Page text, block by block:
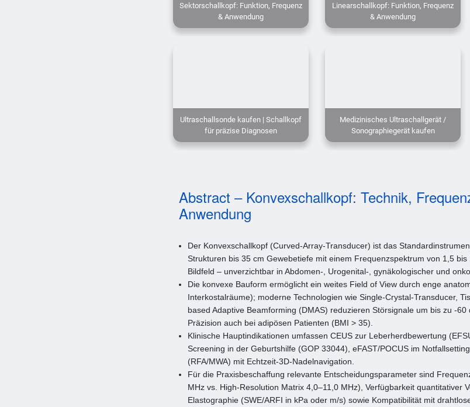
Sektorschallkopf: Funktion, Frequenz
& Anwendung
Linearschallkopf: Funktion, Frequenz
& Anwendung
Ultraschallsonde kaufen | Schallkopf
für präzise Diagnosen
Medizinisches Ultraschallgerät /
Sonographiegerät kaufen
Abstract – Konvexschallkopf: Technik,
Anwendung
Der Konvexschallkopf (Curved-Array-Transducer) ist das
Strukturen bis 35 cm Gewebetiefe mit einem Frequenzspektrum von 1,5
Bildfeld – unverzichtbar in Abdomen-, Urogenital-, gynäkologischer und
Die konvexe Bauform ermöglicht ein weites Field of View durch enge
Interkostalräume); moderne Technologien wie Single-Crystal-Transducer,
based Adaptive Beamforming (DMAS) reduzieren Störsignale um bis zu -
Präzision auch bei adipösen Patienten (BMI > 35).
Klinische Hauptindikationen umfassen CEUS zur Leberherdbewertung
Screening in der Geburtshilfe (GOP 33044), eFAST/POCUS im
(RFA/MWA) mit Echtzeit-3D-Nadelnavigation.
Für die Praxisbeschaffung relevante Entscheidungsparameter sind
MHz vs. High-Resolution Matrix 4,0–11,0 MHz), Verfügbarkeit quantitativer
Elastographie (SWE/ARFI in kPa oder m/s) sowie Kompatibilität mit